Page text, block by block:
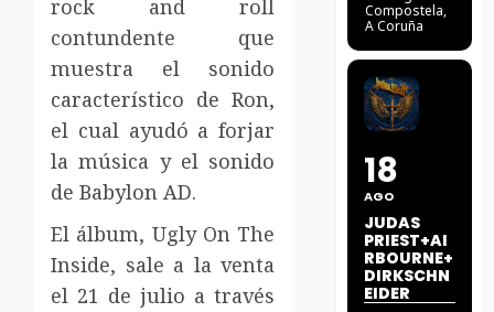
rock and roll
contundente que
muestra el sonido
característico de Ron,
el cual ayudó a forjar
la música y el sonido
de Babylon AD.
El álbum, Ugly On The
Inside, sale a la venta
el 21 de julio a través
Compostela,
A Coruña
18
AGO
JUDAS
PRIEST+AI
RBOURNE+
DIRKSCHN
EIDER